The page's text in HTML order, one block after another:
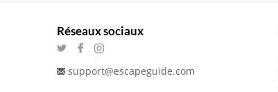
Réseaux sociaux
support@escapeguide.com